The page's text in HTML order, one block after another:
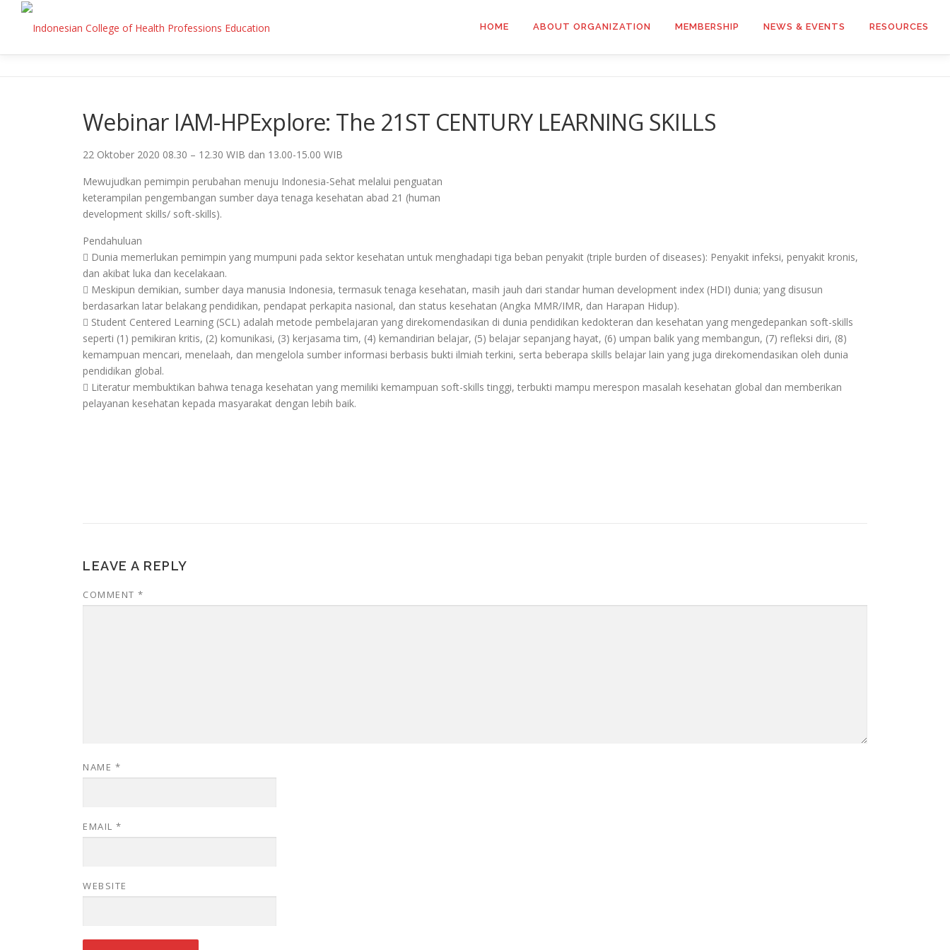
HOME ABOUT ORGANIZATION MEMBERSHIP NEWS & EVENTS RESOURCES
Webinar IAM-HPExplore: The 21ST CENTURY LEARNING SKILLS
22 Oktober 2020 08.30 – 12.30 WIB dan 13.00-15.00 WIB
Mewujudkan pemimpin perubahan menuju Indonesia-Sehat melalui penguatan
keterampilan pengembangan sumber daya tenaga kesehatan abad 21 (human
development skills/ soft-skills).
Pendahuluan
 Dunia memerlukan pemimpin yang mumpuni pada sektor kesehatan untuk menghadapi tiga beban penyakit (triple burden of diseases): Penyakit infeksi, penyakit kronis,
dan akibat luka dan kecelakaan.
 Meskipun demikian, sumber daya manusia Indonesia, termasuk tenaga kesehatan, masih jauh dari standar human development index (HDI) dunia; yang disusun
berdasarkan latar belakang pendidikan, pendapat perkapita nasional, dan status kesehatan (Angka MMR/IMR, dan Harapan Hidup).
 Student Centered Learning (SCL) adalah metode pembelajaran yang direkomendasikan di dunia pendidikan kedokteran dan kesehatan yang mengedepankan soft-skills
seperti (1) pemikiran kritis, (2) komunikasi, (3) kerjasama tim, (4) kemandirian belajar, (5) belajar sepanjang hayat, (6) umpan balik yang membangun, (7) refleksi diri, (8)
kemampuan mencari, menelaah, dan mengelola sumber informasi berbasis bukti ilmiah terkini, serta beberapa skills belajar lain yang juga direkomendasikan oleh dunia
pendidikan global.
 Literatur membuktikan bahwa tenaga kesehatan yang memiliki kemampuan soft-skills tinggi, terbukti mampu merespon masalah kesehatan global dan memberikan
pelayanan kesehatan kepada masyarakat dengan lebih baik.
LEAVE A REPLY
COMMENT *
NAME *
EMAIL *
WEBSITE